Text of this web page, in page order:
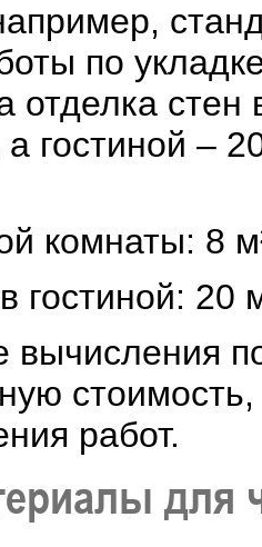
по
отделка
гостиной –
комнаты: 8
гостиной: 20
вычисления
работ.
для